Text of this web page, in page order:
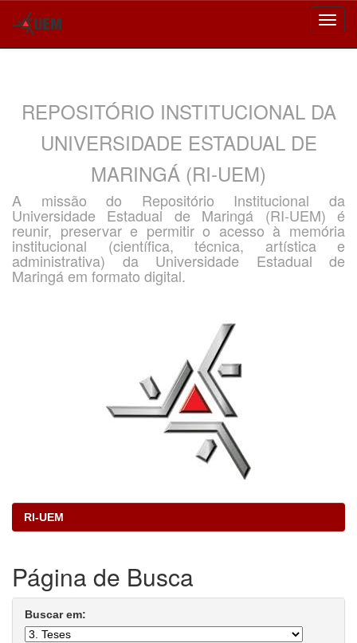
REPOSITÓRIO INSTITUCIONAL DA
UNIVERSIDADE ESTADUAL DE
MARINGÁ (RI-UEM)
A missão do Repositório Institucional da
Universidade Estadual de Maringá (RI-UEM) é
reunir, preservar e permitir o acesso à memória
institucional (científica, técnica, artística e
administrativa) da Universidade Estadual de
Maringá em formato digital.
RI-UEM
Página de Busca
Buscar em: